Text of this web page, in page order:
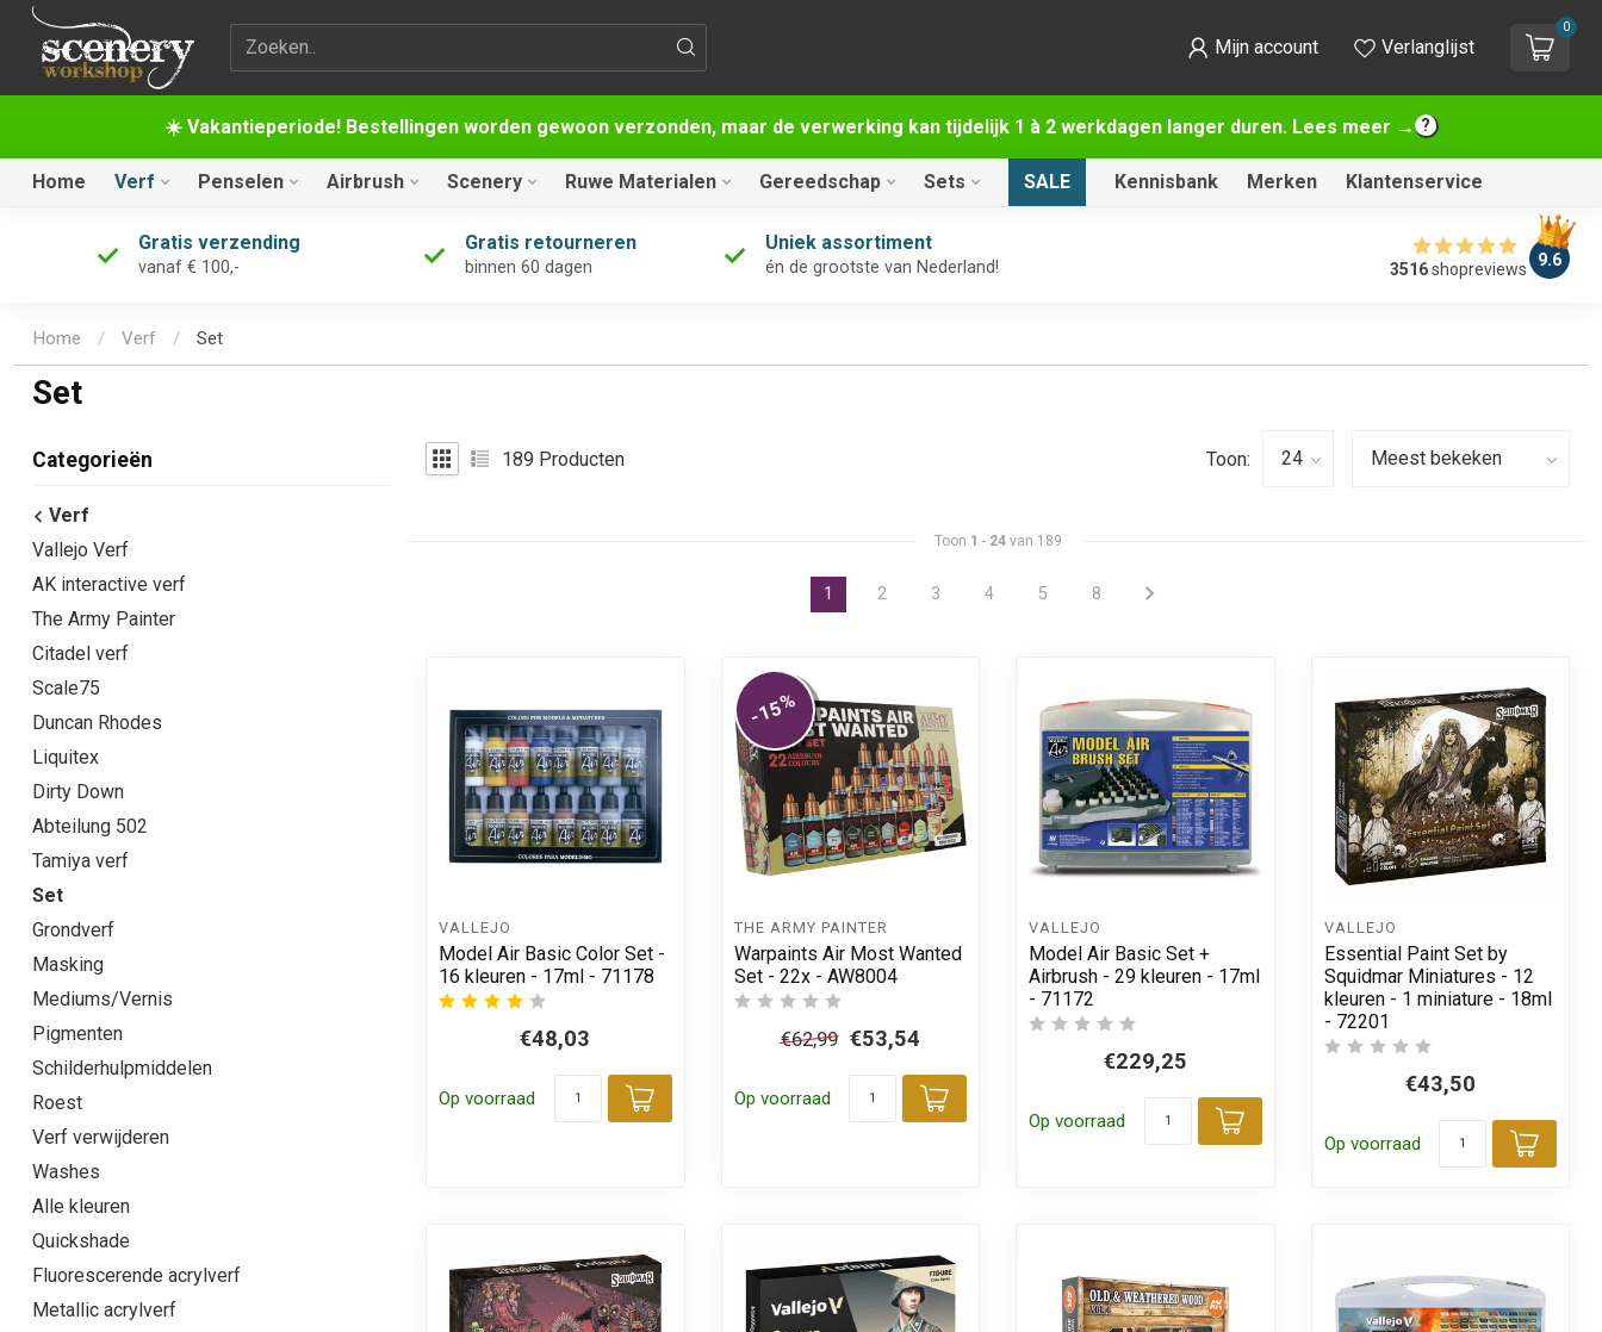
☀️ Vakantieperiode! Bestellingen worden gewoon verzonden, maar de verwerking kan tijdelijk 1 à 2 werkdagen langer duren. Lees meer →
Zoekterm Mijn account Verlanglijst
0
Home Verf Penselen Airbrush Scenery Ruwe Materialen Gereedschap Sets SALE Kennisbank Merken Klantenservice
Gratis verzending
vanaf € 100,-
Gratis retourneren
binnen 60 dagen
Uniek assortiment
én de grootste van Nederland! 3516shopreviews 9.6
Home / Verf / Set
Set
Categorieën
Verf
Vallejo Verf
AK interactive verf
The Army Painter
Citadel verf
Scale75
Duncan Rhodes
Liquitex
Dirty Down
Abteilung 502
Tamiya verf
Set
Grondverf
Masking
Mediums/Vernis
Pigmenten
Schilderhulpmiddelen
Roest
Verf verwijderen
Washes
Alle kleuren
Quickshade
Fluorescerende acrylverf
Metallic acrylverf
189 Producten Toon:
VALLEJO
Model Air Basic Color Set -
16 kleuren - 17ml - 71178
€48,03
Op voorraad
Toevoegen aan winkelwagen
-15%
THE ARMY PAINTER
Warpaints Air Most Wanted
Set - 22x - AW8004
€62,99 €53,54
Op voorraad
Toevoegen aan winkelwagen
VALLEJO
Model Air Basic Set +
Airbrush - 29 kleuren - 17ml
- 71172
€229,25
Op voorraad
Toevoegen aan winkelwagen
VALLEJO
Essential Paint Set by
Squidmar Miniatures - 12
kleuren - 1 miniature - 18ml
- 72201
€43,50
Op voorraad
Toon 1 - 24van 189
1 2 3 4 5 8